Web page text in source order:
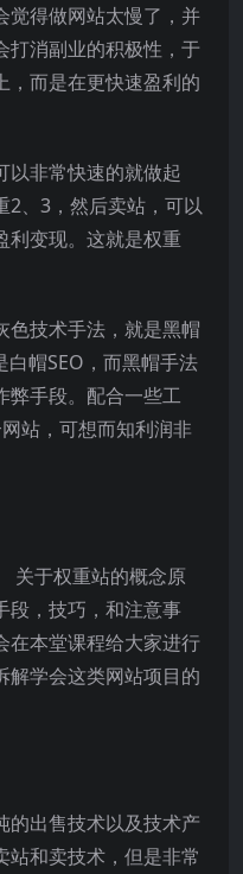
觉得做网站太慢了，并
打消副业的积极性，于
，而是在更快速盈利的
以非常快速的就做起
2、3，然后卖站，可以
利变现。这就是权重
色技术手法，就是黑帽
白帽SEO，而黑帽手法
弊手段。配合一些工
站，可想而知利润非
关于权重站的概念原
段，技巧，和注意事
在本堂课程给大家进行
解学会这类网站项目的
的出售技术以及技术产
站和卖技术，但是非常